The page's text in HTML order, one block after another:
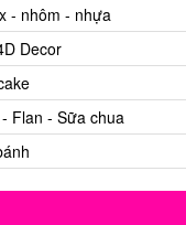
- nhôm - nhựa
Decor
Flan - Sữa chua